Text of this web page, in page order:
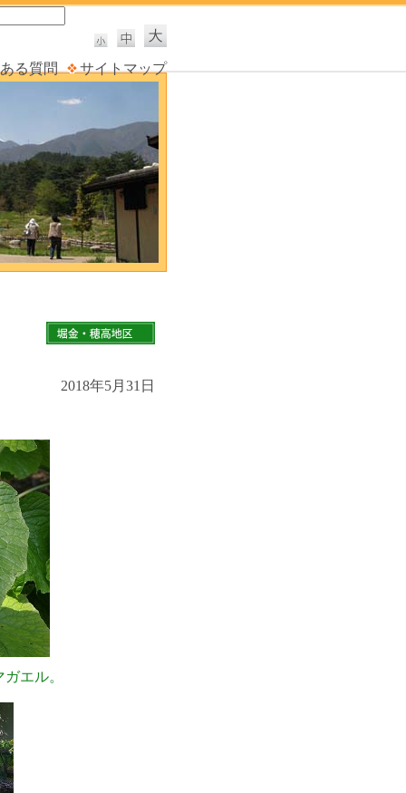
る質問 サイトマップ
2018年5月31日
エル。